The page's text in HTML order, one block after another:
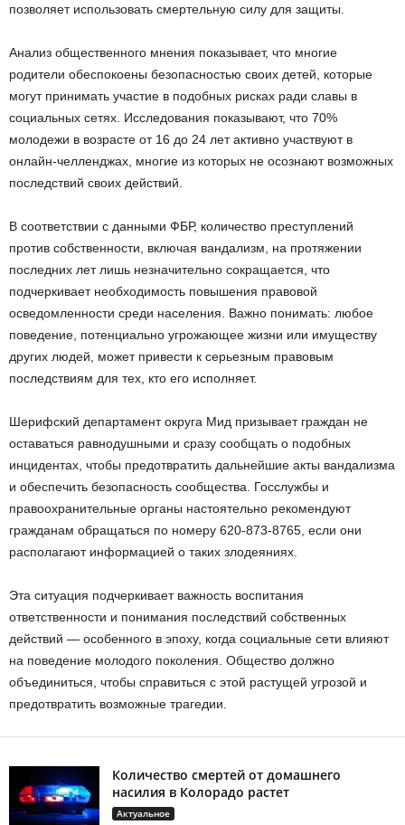
позволяет использовать смертельную силу для защиты.
Анализ общественного мнения показывает, что многие
родители обеспокоены безопасностью своих детей, которые
могут принимать участие в подобных рисках ради славы в
социальных сетях. Исследования показывают, что 70%
молодежи в возрасте от 16 до 24 лет активно участвуют в
онлайн-челленджах, многие из которых не осознают возможных
последствий своих действий.
В соответствии с данными ФБР, количество преступлений
против собственности, включая вандализм, на протяжении
последних лет лишь незначительно сокращается, что
подчеркивает необходимость повышения правовой
осведомленности среди населения. Важно понимать: любое
поведение, потенциально угрожающее жизни или имуществу
других людей, может привести к серьезным правовым
последствиям для тех, кто его исполняет.
Шерифский департамент округа Мид призывает граждан не
оставаться равнодушными и сразу сообщать о подобных
инцидентах, чтобы предотвратить дальнейшие акты вандализма
и обеспечить безопасность сообщества. Госслужбы и
правоохранительные органы настоятельно рекомендуют
гражданам обращаться по номеру 620-873-8765, если они
располагают информацией о таких злодеяниях.
Эта ситуация подчеркивает важность воспитания
ответственности и понимания последствий собственных
действий — особенного в эпоху, когда социальные сети влияют
на поведение молодого поколения. Общество должно
объединиться, чтобы справиться с этой растущей угрозой и
предотвратить возможные трагедии.
Количество смертей от домашнего
насилия в Колорадо растет
Актуальное